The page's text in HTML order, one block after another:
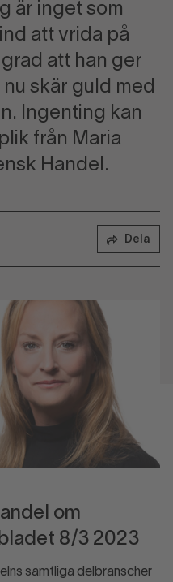
är inget som
att vrida på
att han ger
skär guld med
Ingenting kan
från Maria
Handel.
Dela
om
8/3 2023
samtliga delbranscher